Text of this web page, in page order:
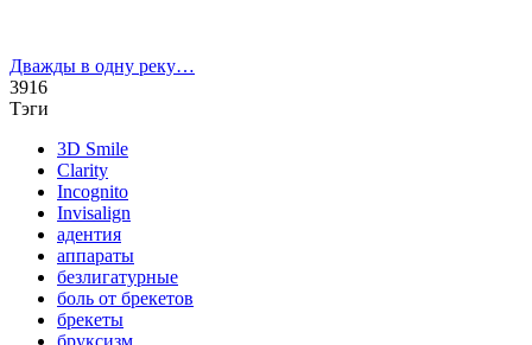
Дважды в одну реку…
3916
Тэги
3D Smile
Clarity
Incognito
Invisalign
адентия
аппараты
безлигатурные
боль от брекетов
брекеты
бруксизм